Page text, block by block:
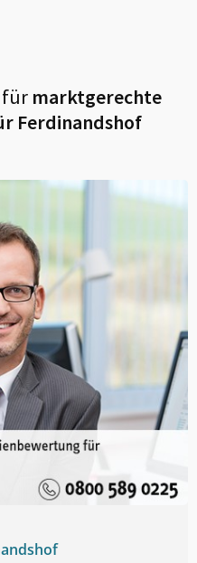
fürmarktgerechte
Ferdinandshof